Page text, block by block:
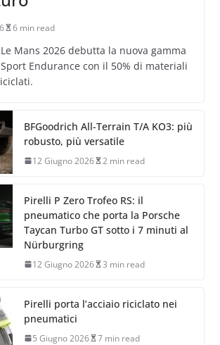
6 min read
Mans 2026 debutta la nuova gamma
Endurance con il 50% di materiali
BFGoodrich All-Terrain T/A KO3: più
robusto, più versatile
12 Giugno 2026 2 min read
Pirelli P Zero Trofeo RS: il
pneumatico che porta la Porsche
Taycan Turbo GT sotto i 7 minuti al
Nürburgring
12 Giugno 2026 3 min read
Pirelli porta l’acciaio riciclato nei
pneumatici
5 Giugno 2026 7 min read